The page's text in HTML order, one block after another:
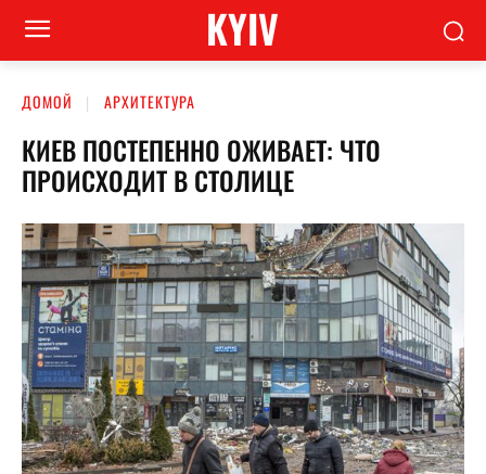
KYIV
ДОМОЙ АРХИТЕКТУРА
КИЕВ ПОСТЕПЕННО ОЖИВАЕТ: ЧТО
ПРОИСХОДИТ В СТОЛИЦЕ